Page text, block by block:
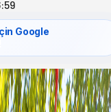
Google